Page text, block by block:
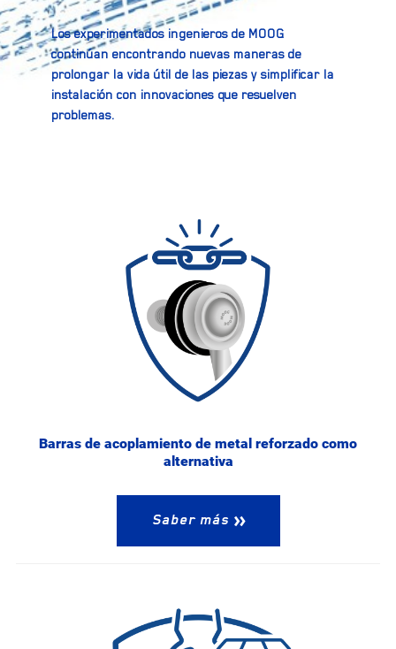
Los experimentados ingenieros de MOOG
continúan encontrando nuevas maneras de
prolongar la vida útil de las piezas y simplificar la
instalación con innovaciones que resuelven
problemas.
Barras de acoplamiento de metal reforzado como
alternativa
Saber más